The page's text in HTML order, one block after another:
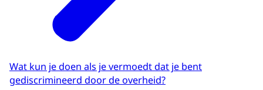
Wat kun je doen als je vermoedt dat je bent
gediscrimineerd door de overheid?